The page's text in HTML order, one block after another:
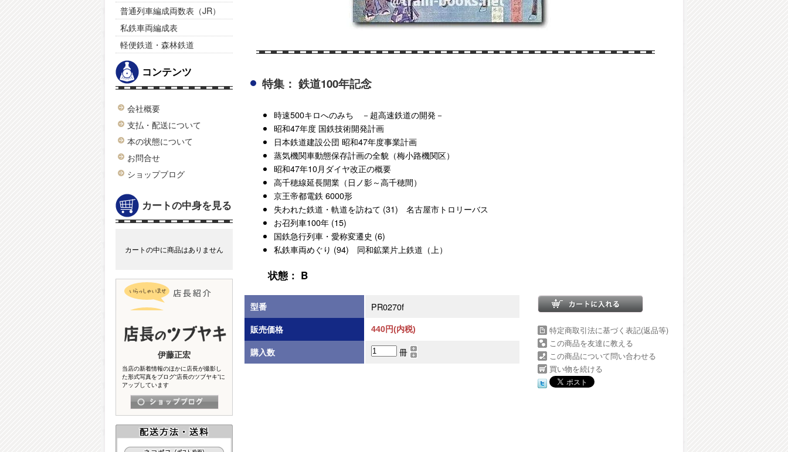
普通列車編成両数表（JR）
私鉄車両編成表
軽便鉄道・森林鉄道
コンテンツ
会社概要
支払・配送について
本の状態について
お問合せ
ショップブログ
カートの中身を見る
カートの中に商品はありません
伊藤正宏
当店の新着情報のほかに店長が撮影し
た形式写真をブログ“店長のツブヤキ”に
アップしています
特集： 鉄道100年記念
時速500キロへのみち －超高速鉄道の開発－
昭和47年度 国鉄技術開発計画
日本鉄道建設公団 昭和47年度事業計画
蒸気機関車動態保存計画の全貌（梅小路機関区）
昭和47年10月ダイヤ改正の概要
高千穂線延長開業（日ノ影～高千穂間）
京王帝都電鉄 6000形
失われた鉄道・軌道を訪ねて (31) 名古屋市トロリーバス
お召列車100年 (15)
国鉄急行列車・愛称変遷史 (6)
私鉄車両めぐり (94) 同和鉱業片上鉄道（上）
状態： B
型番 PR0270f
販売価格 440円(内税)
購入数 冊
特定商取引法に基づく表記(返品等)
この商品を友達に教える
この商品について問い合わせる
買い物を続ける